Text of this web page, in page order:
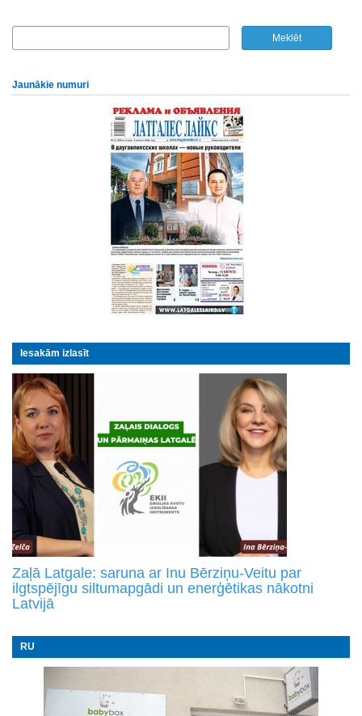
Jaunākie numuri
Iesakām izlasīt
Zaļā Latgale: saruna ar Inu Bērziņu-Veitu par
ilgtspējīgu siltumapgādi un enerģētikas nākotni
Latvijā
RU